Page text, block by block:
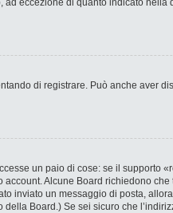
eccezione di quanto indicato nella
di registrare. Può anche aver
un paio di cose: se il supporto
Alcune Board richiedono
inviato un messaggio di posta,
Board.) Se sei sicuro che